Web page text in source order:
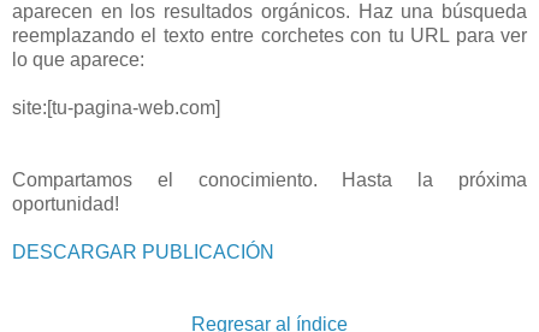
aparecen en los resultados orgánicos. Haz una búsqueda
reemplazando el texto entre corchetes con tu URL para ver
lo que aparece:
site:[tu-pagina-web.com]
Compartamos el conocimiento. Hasta la próxima
oportunidad!
DESCARGAR PUBLICACIÓN
Regresar al índice